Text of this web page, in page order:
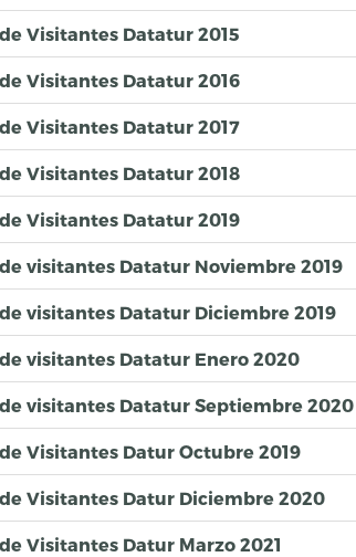
Visitantes Datatur 2015
Visitantes Datatur 2016
Visitantes Datatur 2017
Visitantes Datatur 2018
Visitantes Datatur 2019
visitantes Datatur Noviembre 2019
visitantes Datatur Diciembre 2019
visitantes Datatur Enero 2020
visitantes Datatur Septiembre 2020
Visitantes Datur Octubre 2019
Visitantes Datur Diciembre 2020
Visitantes Datur Marzo 2021